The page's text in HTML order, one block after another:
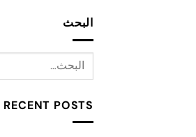
البحث
RECENT POSTS